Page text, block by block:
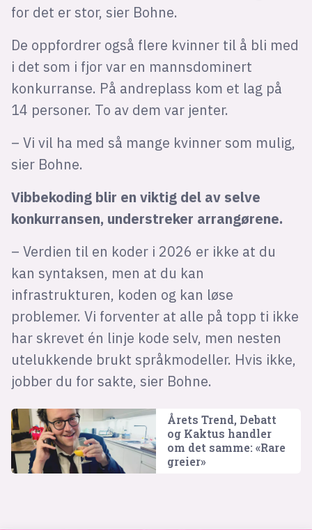
for det er stor, sier Bohne.
De oppfordrer også flere kvinner til å bli med
i det som i fjor var en mannsdominert
konkurranse. På andreplass kom et lag på
14 personer. To av dem var jenter.
– Vi vil ha med så mange kvinner som mulig,
sier Bohne.
Vibbekoding blir en viktig del av selve
konkurransen, understreker arrangørene.
– Verdien til en koder i 2026 er ikke at du
kan syntaksen, men at du kan
infrastrukturen, koden og kan løse
problemer. Vi forventer at alle på topp ti ikke
har skrevet én linje kode selv, men nesten
utelukkende brukt språkmodeller. Hvis ikke,
jobber du for sakte, sier Bohne.
Årets Trend, Debatt
og Kaktus handler
om det samme: «Rare
greier»